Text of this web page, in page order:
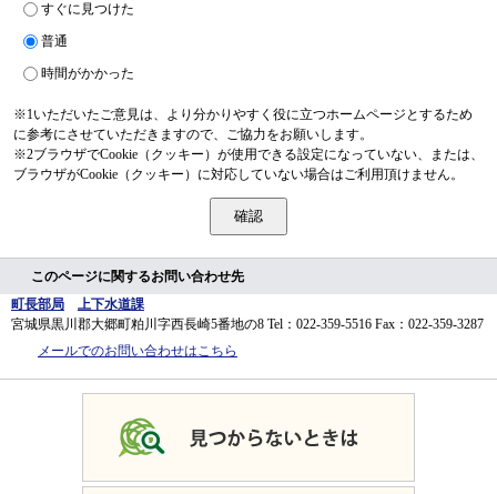
すぐに見つけた
普通
時間がかかった
※1いただいたご意見は、より分かりやすく役に立つホームページとするため
に参考にさせていただきますので、ご協力をお願いします。
※2ブラウザでCookie（クッキー）が使用できる設定になっていない、または、
ブラウザがCookie（クッキー）に対応していない場合はご利用頂けません。
このページに関するお問い合わせ先
町長部局
上下水道課
宮城県黒川郡大郷町粕川字西長崎5番地の8 Tel：022-359-5516 Fax：022-359-3287
メールでのお問い合わせはこちら